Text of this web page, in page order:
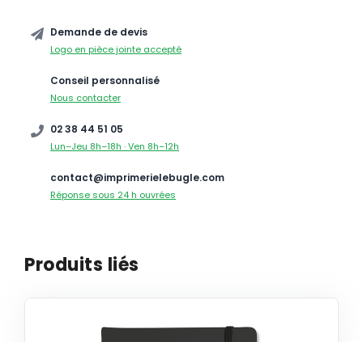
Demande de devis
Logo en pièce jointe accepté
Conseil personnalisé
Nous contacter
02 38 44 51 05
Lun–Jeu 8h–18h · Ven 8h–12h
contact@imprimerielebugle.com
Réponse sous 24 h ouvrées
Produits liés